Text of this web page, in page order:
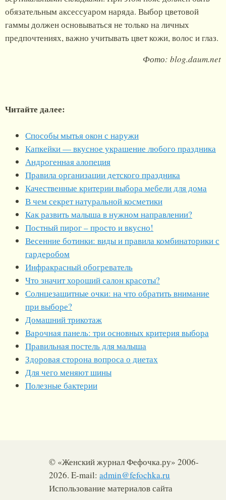
обязательным аксессуаром наряда. Выбор цветовой
гаммы должен основываться не только на личных
предпочтениях, важно учитывать цвет кожи, волос и глаз.
Фото: blog.daum.net
Читайте далее:
Способы мытья окон с наружи
Капкейки — вкусное украшение любого праздника
Андрогенная алопеция
Правила организации детского праздника
Качественные критерии выбора мебели для дома
В чем секрет натуральной косметики
Как развить малыша в нужном направлении?
Постный пирог – просто и вкусно!
Весенние ботинки: виды и правила комбинаторики с
гардеробом
Инфракрасный обогреватель
Что значит хороший салон красоты?
Солнцезащитные очки: на что обратить внимание
при выборе?
Домашний трикотаж
Варочная панель: три основных критерия выбора
Правильная постель для малыша
Здоровая сторона вопроса о диетах
Для чего меняют шины
Полезные бактерии
© «Женский журнал Фефочка.ру» 2006-
2026. E-mail: admin@fefochka.ru
Использование материалов сайта